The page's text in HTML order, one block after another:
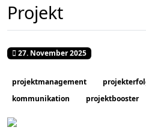
Projekt
Veröffentlicht: 27. November 2025
27. November 2025
projektmanagement
kommunikation
projektbooster